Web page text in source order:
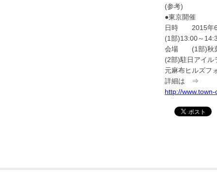
(参考)
●東京開催
日時 2015年6
(1部)13:00～
会場 (1部)秋葉
(2部)駐日アイ
元麻布ヒルズフ
詳細は ⇒
http://